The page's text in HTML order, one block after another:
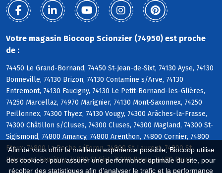
Afin de vous offrir la meilleure expérience possible, Biocoop utilise
des cookies : pour assurer une performance optimale du site, pour
récolter des statistiques afin d'analyser le trafic et la performance
Votre magasin Biocoop Scionzier (74950) est proche
de :
74450 Le Grand-Bornand, 74450 St-Jean-de-Sixt, 74130 Ayse, 74130
Bonneville, 74130 Brizon, 74130 Contamine s/Arve, 74130
Entremont, 74130 Faucigny, 74130 Le Petit-Bornand-les-Glières,
74250 Marcellaz, 74970 Marignier, 74130 Mont-Saxonnex, 74250
Peillonnex, 74300 Thyez, 74130 Vougy, 74300 Arâches-la-Frasse,
74300 Châtillon s/Cluses, 74300 Cluses, 74300 Magland, 74300 St-
Sigismond, 74800 Amancy, 74800 Arenthon, 74800 Cornier, 74800
Etaux, 74800 La Roche s/Foron, 74800 St-Laurent, 74800 St-
Pierre-en-Faucigny, 74800 St-Sixt, 74190 Passy, 74480 Passy